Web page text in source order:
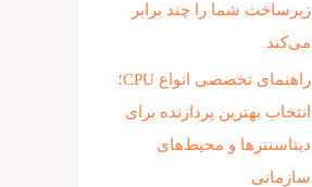
زیرساخت شما را چند برابر
می‌کند
راهنمای تخصصی انواع CPU؛
انتخاب بهترین پردازنده برای
دیتاسنترها و محیط‌های
سازمانی